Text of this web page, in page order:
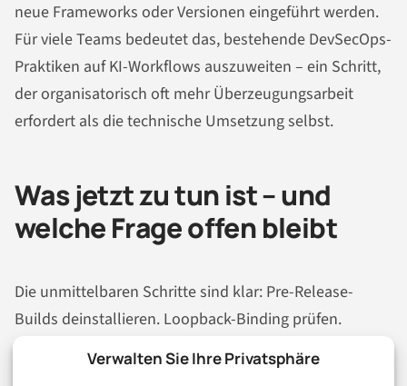
Verwalten Sie Ihre Privatsphäre
neue Frameworks oder Versionen eingeführt werden.
Für viele Teams bedeutet das, bestehende DevSecOps-
Praktiken auf KI-Workflows auszuweiten – ein Schritt,
der organisatorisch oft mehr Überzeugungsarbeit
erfordert als die technische Umsetzung selbst.
Was jetzt zu tun ist – und
welche Frage offen bleibt
Die unmittelbaren Schritte sind klar: Pre-Release-
Builds deinstallieren. Loopback-Binding prüfen.
Studio in Containern unter Low-Privilege-Accounts